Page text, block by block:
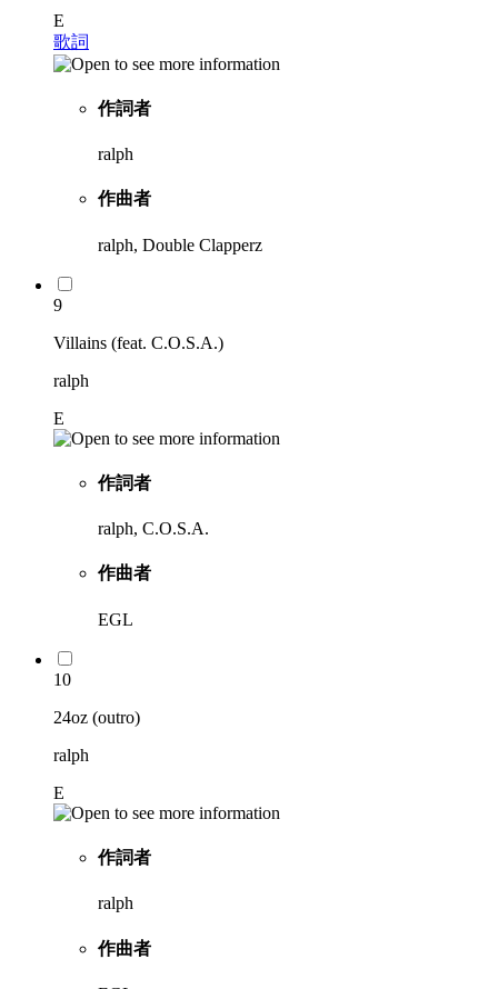
E
歌詞
作詞者
ralph
作曲者
ralph, Double Clapperz
9
Villains (feat. C.O.S.A.)
ralph
E
作詞者
ralph, C.O.S.A.
作曲者
EGL
10
24oz (outro)
ralph
E
作詞者
ralph
作曲者